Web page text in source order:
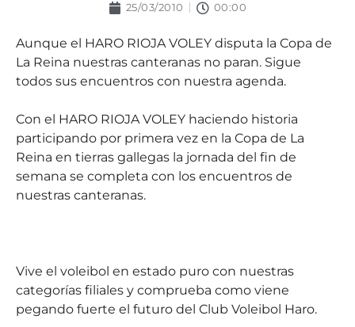
25/03/2010 00:00
Aunque el HARO RIOJA VOLEY disputa la Copa de
La Reina nuestras canteranas no paran. Sigue
todos sus encuentros con nuestra agenda.
Con el HARO RIOJA VOLEY haciendo historia
participando por primera vez en la Copa de La
Reina en tierras gallegas la jornada del fin de
semana se completa con los encuentros de
nuestras canteranas.
Vive el voleibol en estado puro con nuestras
categorías filiales y comprueba como viene
pegando fuerte el futuro del Club Voleibol Haro.